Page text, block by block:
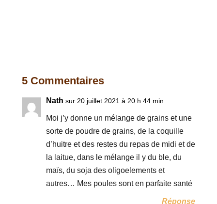
5 Commentaires
Nath sur 20 juillet 2021 à 20 h 44 min
Moi j’y donne un mélange de grains et une
sorte de poudre de grains, de la coquille
d’huitre et des restes du repas de midi et de
la laitue, dans le mélange il y du ble, du
maïs, du soja des oligoelements et
autres… Mes poules sont en parfaite santé
Réponse